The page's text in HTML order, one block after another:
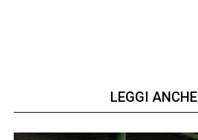
LEGGI ANCHE